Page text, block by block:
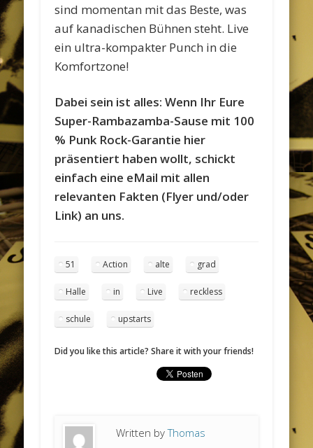
sind momentan mit das Beste, was
auf kanadischen Bühnen steht. Live
ein ultra-kompakter Punch in die
Komfortzone!
Dabei sein ist alles: Wenn Ihr Eure
Super-Rambazamba-Sause mit 100
% Punk Rock-Garantie hier
präsentiert haben wollt, schickt
einfach eine eMail mit allen
relevanten Fakten (Flyer und/oder
Link) an uns.
51 Action alte grad
Halle in Live reckless
schule upstarts
Did you like this article? Share it with your friends!
Written byThomas